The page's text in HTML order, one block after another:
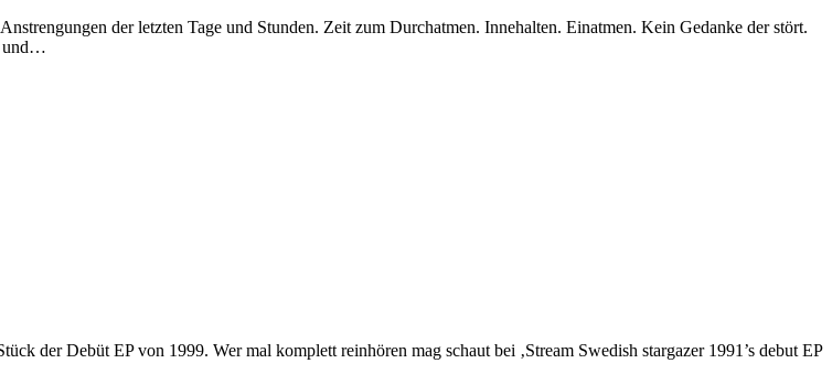
der letzten Tage und Stunden. Zeit zum Durchatmen. Innehalten. Einatmen. Kein Gedanke der stört.
und…
der Debüt EP von 1999. Wer mal komplett reinhören mag schaut bei ‚Stream Swedish stargazer 1991’s debut EP